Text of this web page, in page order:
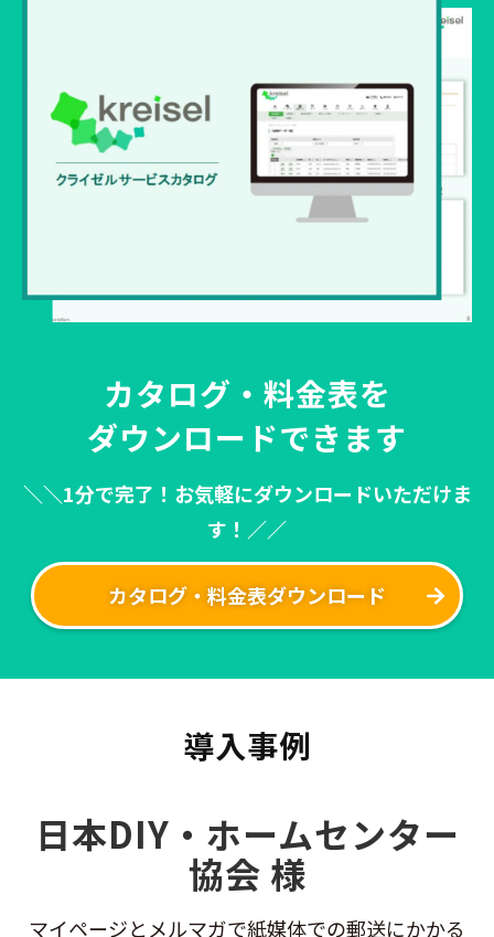
カタログ・料金表を
ダウンロードできます
＼＼1分で完了！お気軽にダウンロードいただけま
す！／／
カタログ・料金表ダウンロード
導入事例
日本DIY・ホームセンター
協会 様
マイページとメルマガで紙媒体での郵送にかかる